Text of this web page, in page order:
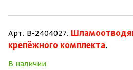
Арт. B-2404027.
крепёжного комплекта.
В наличии